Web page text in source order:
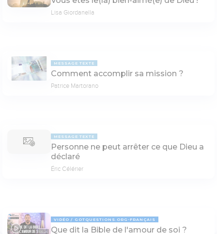
Lisa Giordanella
MESSAGE TEXTE
Comment accomplir sa mission ?
Patrice Martorano
MESSAGE TEXTE
Personne ne peut arrêter ce que Dieu a
déclaré
Éric Célérier
05:26
VIDÉO GOTQUESTIONS.ORG-FRANÇAIS
Que dit la Bible de l'amour de soi ?